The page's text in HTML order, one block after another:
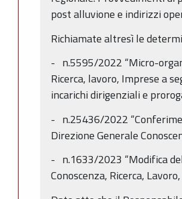
post alluvione e indirizzi
Richiamate altresì le
- n.5595/2022 “Micro-
Ricerca, lavoro, Imprese a
incarichi dirigenziali e
- n.25436/2022
Direzione Generale
- n.1633/2023 “Modifica
Conoscenza, Ricerca,